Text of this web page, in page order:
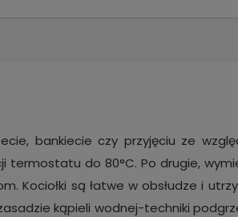
bankiecie czy przyjęciu ze
do 80°C. Po drugie,
Kociołki są łatwe w obsłudze i
kąpieli wodnej-techniki